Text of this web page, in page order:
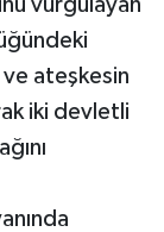
ateşkesin
iki devletli